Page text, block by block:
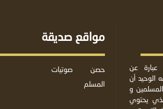
عبارة عن
الوحيد أن
و
يحتوي
مواقع صديقة
حصن
المسلم
صوتيات